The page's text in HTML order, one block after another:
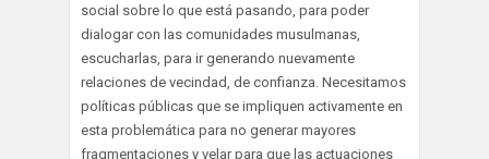
social sobre lo que está pasando, para poder
dialogar con las comunidades musulmanas,
escucharlas, para ir generando nuevamente
relaciones de vecindad, de confianza. Necesitamos
políticas públicas que se impliquen activamente en
esta problemática para no generar mayores
fragmentaciones y velar para que las actuaciones